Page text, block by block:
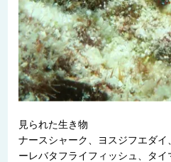
見られた生き物
ナースシャーク、ヨスジフエダ
ーレバタフライフィッシュ、タ